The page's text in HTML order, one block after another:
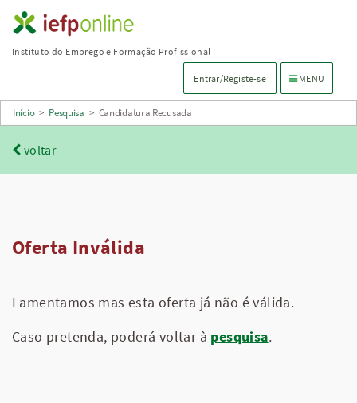
Saltar
para
principal
Instituto do Emprego e Formação Profissional
Entrar/Registe-se Menu de
MENU
Início > Pesquisa > Candidatura Recusada
voltar
Oferta Inválida
Lamentamos mas esta oferta já não é válida.
Caso pretenda, poderá voltar à pesquisa.